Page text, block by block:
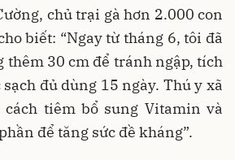
chủ trại gà hơn 2.000 con
biết: “Ngay từ tháng 6, tôi đã
thêm 30 cm để tránh ngập, tích
đủ dùng 15 ngày. Thú y xã
cách tiêm bổ sung Vitamin và
để tăng sức đề kháng”.